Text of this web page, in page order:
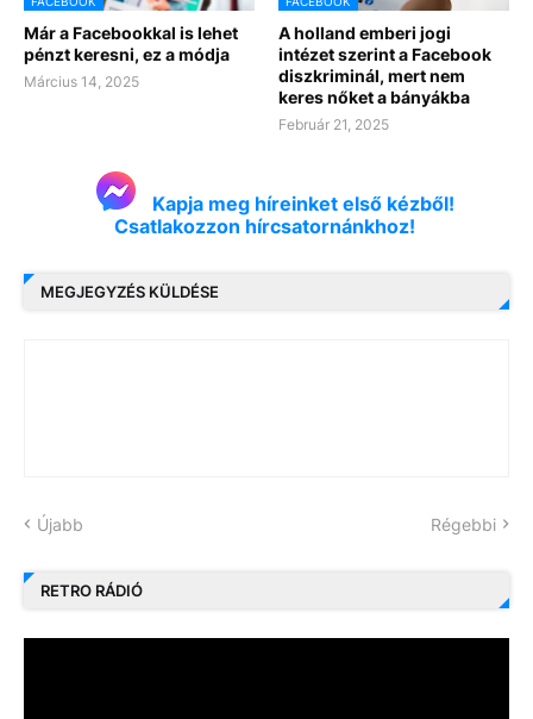
Már a Facebookkal is lehet
pénzt keresni, ez a módja
Március 14, 2025
A holland emberi jogi
intézet szerint a Facebook
diszkriminál, mert nem
keres nőket a bányákba
Február 21, 2025
Kapja meg híreinket első kézből!
Csatlakozzon hírcsatornánkhoz!
MEGJEGYZÉS KÜLDÉSE
Újabb Régebbi
RETRO RÁDIÓ